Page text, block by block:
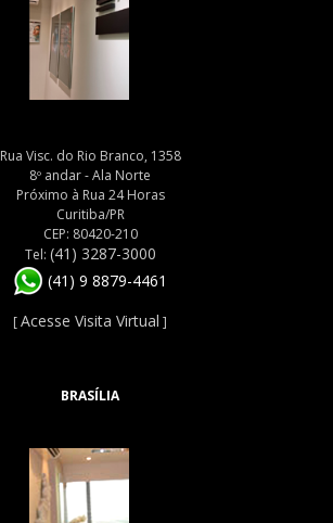
Rua Visc. do Rio Branco, 1358
8º andar - Ala Norte
Próximo à Rua 24 Horas
Curitiba/PR
CEP: 80420-210
Tel: (41) 3287-3000
(41) 9 8879-4461
[Acesse Visita Virtual ]
BRASÍLIA